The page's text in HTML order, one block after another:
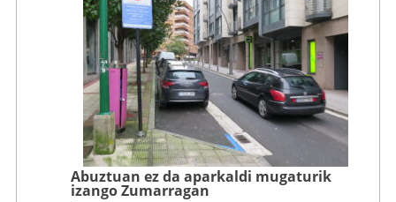
Abuztuan ez da aparkaldi mugaturik
izango Zumarragan